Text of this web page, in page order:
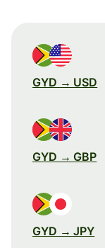
GYD → USD
GYD → GBP
GYD → JPY